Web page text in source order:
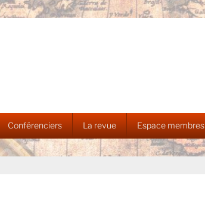
Conférenciers La revue Espace membres